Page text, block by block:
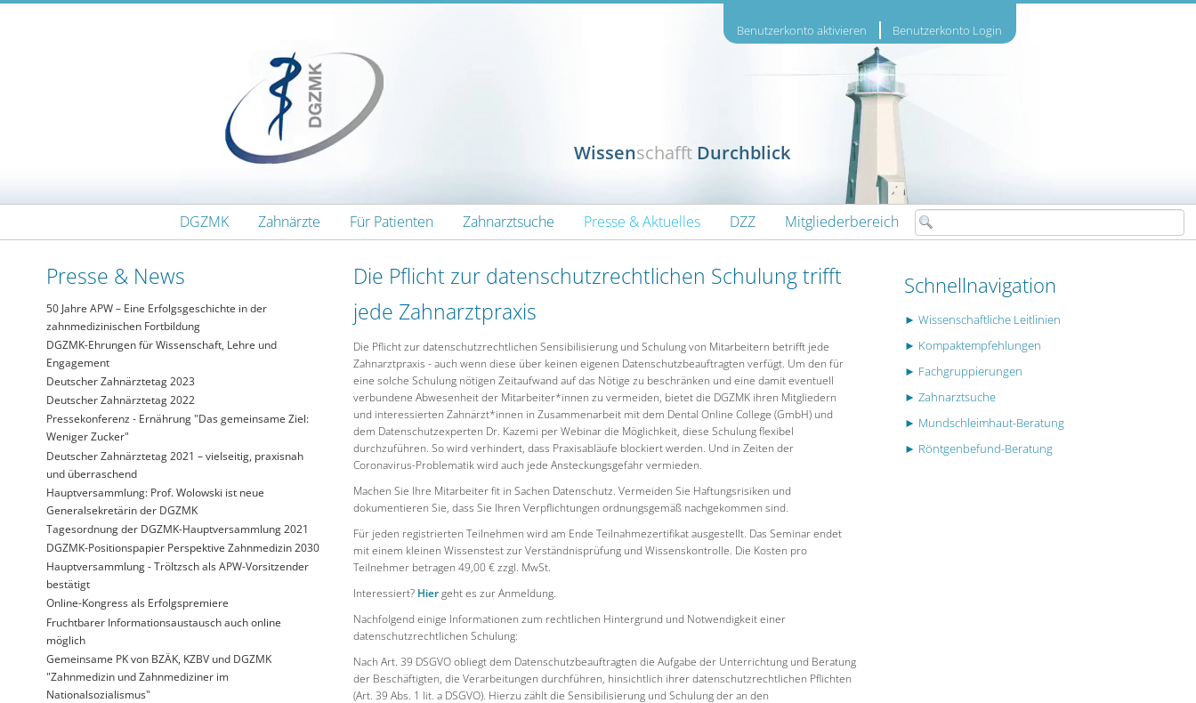
Zum Inhalt wechseln
Benutzerkonto aktivieren
Benutzerkonto Login
Wissenschafft Durchblick
DGZMK Zahnärzte Für Patienten Zahnarztsuche Presse & Aktuelles DZZ Mitgliederbereich
Presse & News
50 Jahre APW – Eine Erfolgsgeschichte in der
zahnmedizinischen Fortbildung
DGZMK-Ehrungen für Wissenschaft, Lehre und
Engagement
Deutscher Zahnärztetag 2023
Deutscher Zahnärztetag 2022
Pressekonferenz - Ernährung "Das gemeinsame Ziel:
Weniger Zucker"
Deutscher Zahnärztetag 2021 – vielseitig, praxisnah
und überraschend
Hauptversammlung: Prof. Wolowski ist neue
Generalsekretärin der DGZMK
Tagesordnung der DGZMK-Hauptversammlung 2021
DGZMK-Positionspapier Perspektive Zahnmedizin 2030
Hauptversammlung - Tröltzsch als APW-Vorsitzender
bestätigt
Online-Kongress als Erfolgspremiere
Fruchtbarer Informationsaustausch auch online
möglich
Gemeinsame PK von BZÄK, KZBV und DGZMK
"Zahnmedizin und Zahnmediziner im
Nationalsozialismus"
Die Pflicht zur datenschutzrechtlichen Schulung trifft
jede Zahnarztpraxis
Die Pflicht zur datenschutzrechtlichen Sensibilisierung und Schulung von Mitarbeitern betrifft jede
Zahnarztpraxis - auch wenn diese über keinen eigenen Datenschutzbeauftragten verfügt. Um den für
eine solche Schulung nötigen Zeitaufwand auf das Nötige zu beschränken und eine damit eventuell
verbundene Abwesenheit der Mitarbeiter*innen zu vermeiden, bietet die DGZMK ihren Mitgliedern
und interessierten Zahnärzt*innen in Zusammenarbeit mit dem Dental Online College (GmbH) und
dem Datenschutzexperten Dr. Kazemi per Webinar die Möglichkeit, diese Schulung flexibel
durchzuführen. So wird verhindert, dass Praxisabläufe blockiert werden. Und in Zeiten der
Coronavirus-Problematik wird auch jede Ansteckungsgefahr vermieden.
Machen Sie Ihre Mitarbeiter fit in Sachen Datenschutz. Vermeiden Sie Haftungsrisiken und
dokumentieren Sie, dass Sie Ihren Verpflichtungen ordnungsgemäß nachgekommen sind.
Für jeden registrierten Teilnehmen wird am Ende Teilnahmezertifikat ausgestellt. Das Seminar endet
mit einem kleinen Wissenstest zur Verständnisprüfung und Wissenskontrolle. Die Kosten pro
Teilnehmer betragen 49,00 € zzgl. MwSt.
Interessiert? Hiergeht es zur Anmeldung.
Nachfolgend einige Informationen zum rechtlichen Hintergrund und Notwendigkeit einer
datenschutzrechtlichen Schulung:
Nach Art. 39 DSGVO obliegt dem Datenschutzbeauftragten die Aufgabe der Unterrichtung und Beratung
der Beschäftigten, die Verarbeitungen durchführen, hinsichtlich ihrer datenschutzrechtlichen Pflichten
(Art. 39 Abs. 1 lit. a DSGVO). Hierzu zählt die Sensibilisierung und Schulung der an den
Schnellnavigation
► Wissenschaftliche Leitlinien
► Kompaktempfehlungen
► Fachgruppierungen
► Zahnarztsuche
► Mundschleimhaut-Beratung
► Röntgenbefund-Beratung